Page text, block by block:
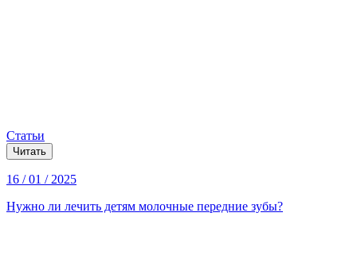
Статьи
Читать
16 / 01 / 2025
Нужно ли лечить детям молочные передние зубы?